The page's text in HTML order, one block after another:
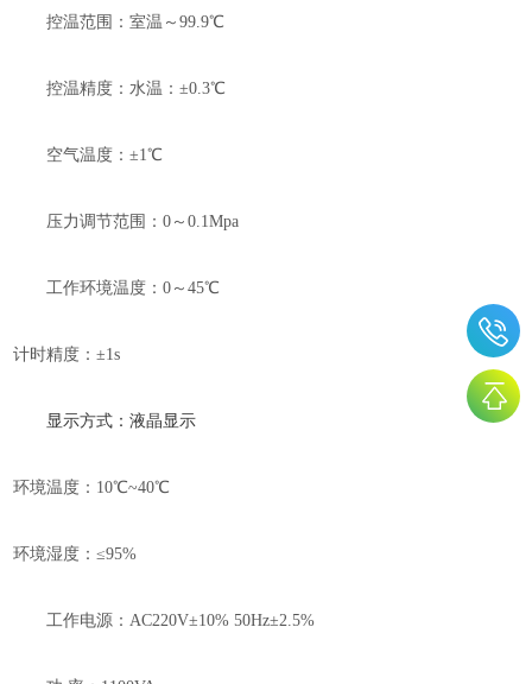
控温范围：室温～99.9℃
控温精度：水温：±0.3℃
空气温度：±1℃
压力调节范围：0～0.1Mpa
工作环境温度：0～45℃
计时精度：±1s
显示方式：液晶显示
环境温度： 10℃~40℃
环境湿度：≤95%
工作电源：AC220V±10% 50Hz±2.5%